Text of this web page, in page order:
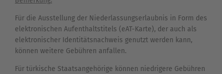
Für die Ausstellung der Niederlassungserlaubnis in Form des
elektronischen Aufenthaltstitels (eAT-Karte), der auch als
elektronischer Identitätsnachweis genutzt werden kann,
können weitere Gebühren anfallen.
Für türkische Staatsangehörige können niedrigere Gebühren